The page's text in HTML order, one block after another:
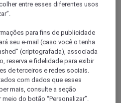
to view available hotels and
entre esses diferentes usos
para fins de publicidade
seu e-mail (caso você o tenha
(criptografada), associada
reserva e fidelidade para exibir
de terceiros e redes sociais.
com dados que esses
mais, consulte a seção
do botão “Personalizar”.